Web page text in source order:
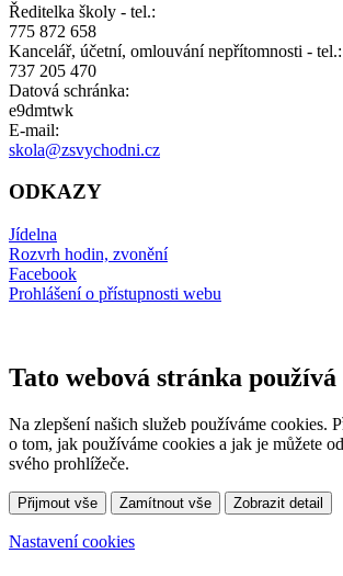
Ředitelka školy - tel.:
775 872 658
Kancelář, účetní, omlouvání nepřítomnosti - tel.:
737 205 470
Datová schránka:
e9dmtwk
E-mail:
skola@zsvychodni.cz
ODKAZY
Jídelna
Rozvrh hodin, zvonění
Facebook
Prohlášení o přístupnosti webu
Tato webová stránka používá
Na zlepšení našich služeb používáme cookies.
o tom, jak používáme cookies a jak je můžete
svého prohlížeče.
Přijmout vše Zamítnout vše Zobrazit detail
Nastavení cookies